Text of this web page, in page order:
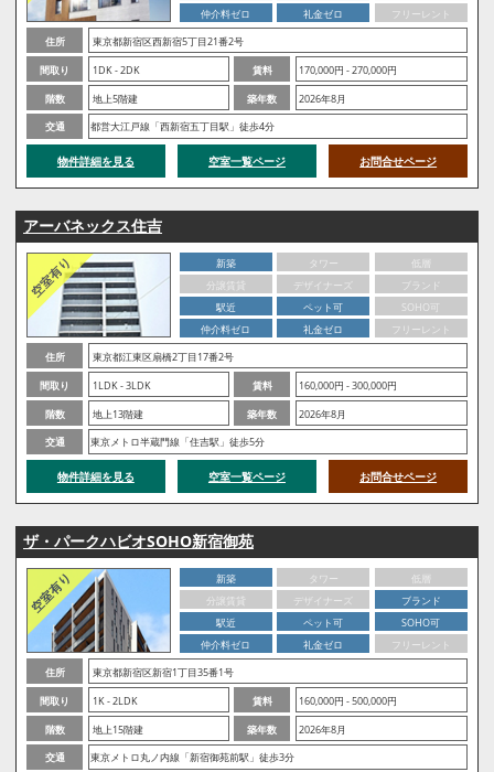
仲介料ゼロ
礼金ゼロ
フリーレント
住所
東京都新宿区西新宿5丁目21番2号
間取り
1DK - 2DK 賃料
170,000円 - 270,000円
階数
地上5階建 築年数
2026年8月
交通
都営大江戸線「西新宿五丁目駅」徒歩4分
物件詳細を見る 空室一覧ページ お問合せページ
アーバネックス住吉
新築 タワー
低層
分譲賃貸
デザイナーズ
ブランド
駅近
ペット可
SOHO可
仲介料ゼロ
礼金ゼロ
フリーレント
住所
東京都江東区扇橋2丁目17番2号
間取り
1LDK - 3LDK 賃料
160,000円 - 300,000円
階数
地上13階建 築年数
2026年8月
交通
東京メトロ半蔵門線「住吉駅」徒歩5分
物件詳細を見る 空室一覧ページ お問合せページ
ザ・パークハビオSOHO新宿御苑
新築 タワー
低層
分譲賃貸
デザイナーズ
ブランド
駅近
ペット可
SOHO可
仲介料ゼロ
礼金ゼロ
フリーレント
住所
東京都新宿区新宿1丁目35番1号
間取り
1K - 2LDK 賃料
160,000円 - 500,000円
階数
地上15階建 築年数
2026年8月
交通
東京メトロ丸ノ内線「新宿御苑前駅」徒歩3分